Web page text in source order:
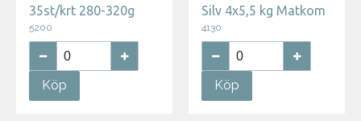
35st/krt 280-320g
5200
Köp
Silv 4x5,5 kg Matkom
4130
Köp